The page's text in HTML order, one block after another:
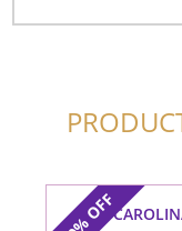
OFF